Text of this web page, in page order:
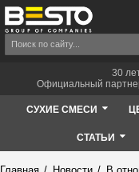
30
Официальный
СУХИЕ СМЕСИ
СТАТЬИ